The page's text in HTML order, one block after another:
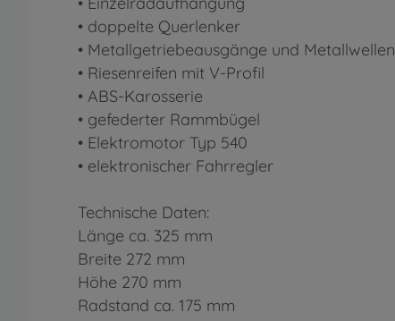
• doppelte Querlenker
• Metallgetriebeausgänge und Metallwellen
• Riesenreifen mit V-Profil
• ABS-Karosserie
• gefederter Rammbügel
• Elektromotor Typ 540
• elektronischer Fahrregler
Technische Daten:
Länge ca. 325 mm
Breite 272 mm
Höhe 270 mm
Radstand ca. 175 mm